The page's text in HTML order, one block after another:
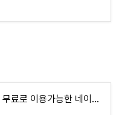
11월부터 넷플릭스 무료로 이용가능한 네이버 플러스멤버십 혜택은?